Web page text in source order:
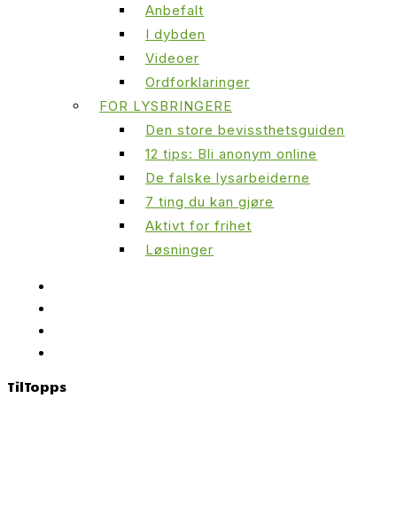
Anbefalt
I dybden
Videoer
Ordforklaringer
FOR LYSBRINGERE
Den store bevissthetsguiden
12 tips: Bli anonym online
De falske lysarbeiderne
7 ting du kan gjøre
Aktivt for frihet
Løsninger
TilTopps